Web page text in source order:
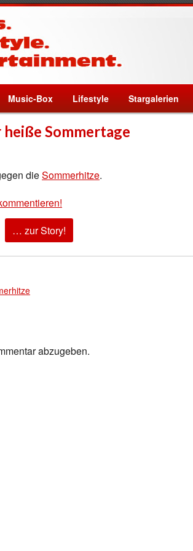
Music-Box Lifestyle Stargalerien
Sommertage
dieSommerhitze.
… zur Story!
abzugeben.